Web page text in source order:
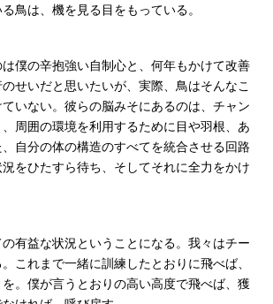
鳥は、機を見る目をもっている。
僕の辛抱強い自制心と、何年もかけて改善
せいだと思いたいが、実際、鳥はそんなこ
いない。彼らの脳みそにあるのは、チャン
周囲の環境を利用するために目や羽根、あ
自分の体の構造のすべてを統合させる回路
をひたすら待ち、そしてそれに全力をかけ
有益な状況ということになる。我々はチー
これまで一緒に訓練したとおりに飛べば、
。僕が言うとおりの高い高度で飛べば、獲